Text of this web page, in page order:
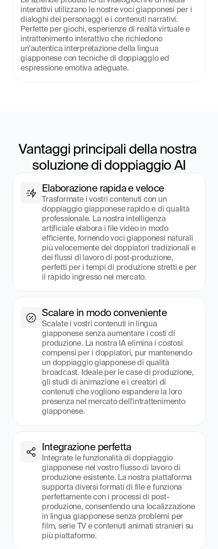
interattivi utilizzano le nostre voci giapponesi per i
dialoghi dei personaggi e i contenuti narrativi.
Perfette per giochi, esperienze di realtà virtuale e
intrattenimento interattivo che richiedono
un'autentica interpretazione della lingua
giapponese con tecniche di doppiaggio ed
espressione emotiva adeguate.
Vantaggi principali della nostra
soluzione di doppiaggio AI
Elaborazione rapida e veloce
Trasformate i vostri contenuti con un
doppiaggio giapponese rapido e di qualità
professionale. La nostra intelligenza
artificiale elabora i file video in modo
efficiente, fornendo voci giapponesi naturali
più velocemente dei doppiatori tradizionali e
dei flussi di lavoro di post-produzione,
perfetti per i tempi di produzione stretti e per
il rapido ingresso nel mercato.
Scalare in modo conveniente
Scalate i vostri contenuti in lingua
giapponese senza aumentare i costi di
produzione. La nostra IA elimina i costosi
compensi per i doppiatori, pur mantenendo
un doppiaggio giapponese di qualità
broadcast. Ideale per le case di produzione,
gli studi di animazione e i creatori di
contenuti che vogliono espandere la loro
presenza nel mercato dell'intrattenimento
giapponese.
Integrazione perfetta
Integrate le funzionalità di doppiaggio
giapponese nel vostro flusso di lavoro di
produzione esistente. La nostra piattaforma
supporta diversi formati di file e funziona
perfettamente con i processi di post-
produzione, consentendo una localizzazione
in lingua giapponese senza problemi per
film, serie TV e contenuti animati stranieri su
più piattaforme.